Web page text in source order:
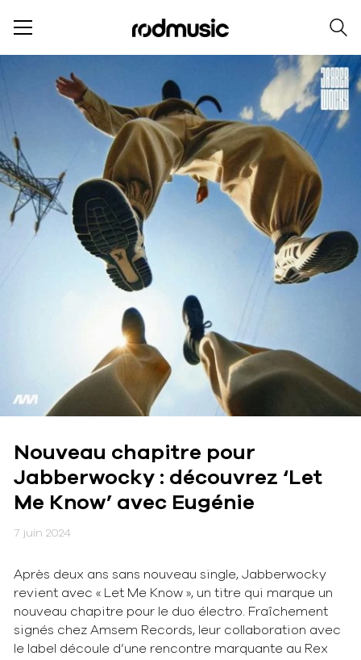
Nouveau chapitre pour
Jabberwocky : découvrez ‘Let
Me Know’ avec Eugénie
7 juin 2024
Après deux ans sans nouveau single, Jabberwocky
revient avec « Let Me Know », un titre qui marque un
nouveau chapitre pour le duo électro. Fraîchement
signés chez Amsem Records, leur collaboration avec
le label découle d’une rencontre marquante au Rex